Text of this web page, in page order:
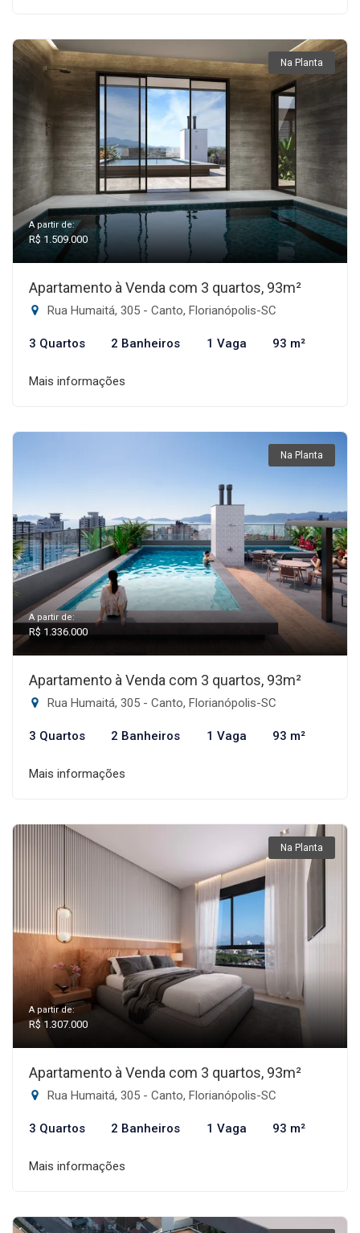
Na Planta
A partir de:
R$ 1.509.000
Apartamento à Venda com 3 quartos, 93m²
Rua Humaitá, 305 - Canto, Florianópolis-SC
3 Quartos 2 Banheiros 1 Vaga 93 m²
Mais informações
Na Planta
A partir de:
R$ 1.336.000
Apartamento à Venda com 3 quartos, 93m²
Rua Humaitá, 305 - Canto, Florianópolis-SC
3 Quartos 2 Banheiros 1 Vaga 93 m²
Mais informações
Na Planta
A partir de:
R$ 1.307.000
Apartamento à Venda com 3 quartos, 93m²
Rua Humaitá, 305 - Canto, Florianópolis-SC
3 Quartos 2 Banheiros 1 Vaga 93 m²
Mais informações